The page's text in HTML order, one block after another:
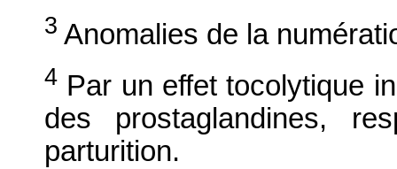
3 Anomalies de la
4 Par un effet tocolytique
des prostaglandines,
parturition.